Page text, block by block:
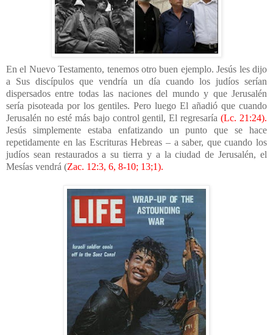
En el Nuevo Testamento, tenemos otro buen ejemplo. Jesús les dijo
a Sus discípulos que vendría un día cuando los judíos serían
dispersados entre todas las naciones del mundo y que Jerusalén
sería pisoteada por los gentiles. Pero luego El añadió que cuando
Jerusalén no esté más bajo control gentil, El regresaría(Lc. 21:24).
Jesús simplemente estaba enfatizando un punto que se hace
repetidamente en las Escrituras Hebreas – a saber, que cuando los
judíos sean restaurados a su tierra y a la ciudad de Jerusalén, el
Mesías vendrá (Zac. 12:3, 6, 8-10; 13;1).